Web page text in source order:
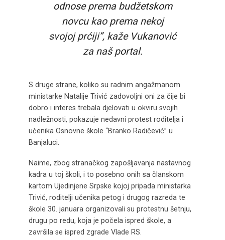
odnose prema budžetskom
novcu kao prema nekoj
svojoj prćiji”, kaže Vukanović
za naš portal.
S druge strane, koliko su radnim angažmanom
ministarke Natalije Trivić zadovoljni oni za čije bi
dobro i interes trebala djelovati u okviru svojih
nadležnosti, pokazuje nedavni protest roditelja i
učenika Osnovne škole “Branko Radičević” u
Banjaluci.
Naime, zbog stranačkog zapošljavanja nastavnog
kadra u toj školi, i to posebno onih sa članskom
kartom Ujedinjene Srpske kojoj pripada ministarka
Trivić, roditelji učenika petog i drugog razreda te
škole 30. januara organizovali su protestnu šetnju,
drugu po redu, koja je počela ispred škole, a
završila se ispred zgrade Vlade RS.